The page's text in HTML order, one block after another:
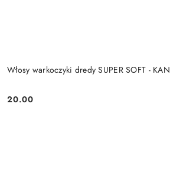
Włosy warkoczyki dredy SUPER SOFT -
Cena:
20.00